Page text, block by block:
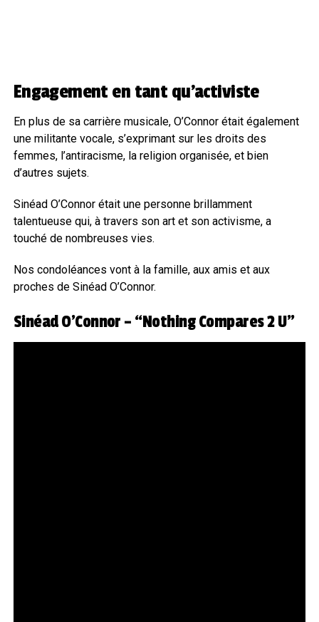
Engagement en tant qu’activiste
En plus de sa carrière musicale, O’Connor était également
une militante vocale, s’exprimant sur les droits des
femmes, l’antiracisme, la religion organisée, et bien
d’autres sujets.
Sinéad O’Connor était une personne brillamment
talentueuse qui, à travers son art et son activisme, a
touché de nombreuses vies.
Nos condoléances vont à la famille, aux amis et aux
proches de Sinéad O’Connor.
Sinéad O’Connor – “Nothing Compares 2 U”